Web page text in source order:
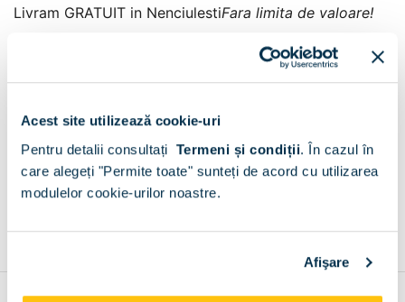
Acest site utilizează cookie-uri
Pentru detalii consultați Termeni și condiții. În cazul în
care alegeți "Permite toate" sunteți de acord cu utilizarea
modulelor cookie-urilor noastre.
Afişare
Livram GRATUIT in NenciulestiFara limita de valoare!
Nenciulesti
+